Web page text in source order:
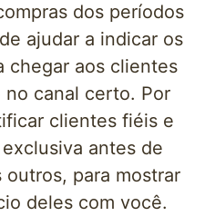
dos períodos
ajudar a indicar os
chegar aos clientes
canal certo. Por
clientes fiéis e
antes de
para mostrar
deles com você.